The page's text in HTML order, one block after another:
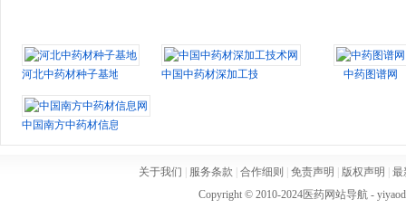
河北中药材种子基地 中国中药材深加工技术网 中药图谱网
中国南方中药材信息网
关于我们 服务条款 合作细则 免责声明 版权声明
最
Copyright © 2010-2024医药网站导航-